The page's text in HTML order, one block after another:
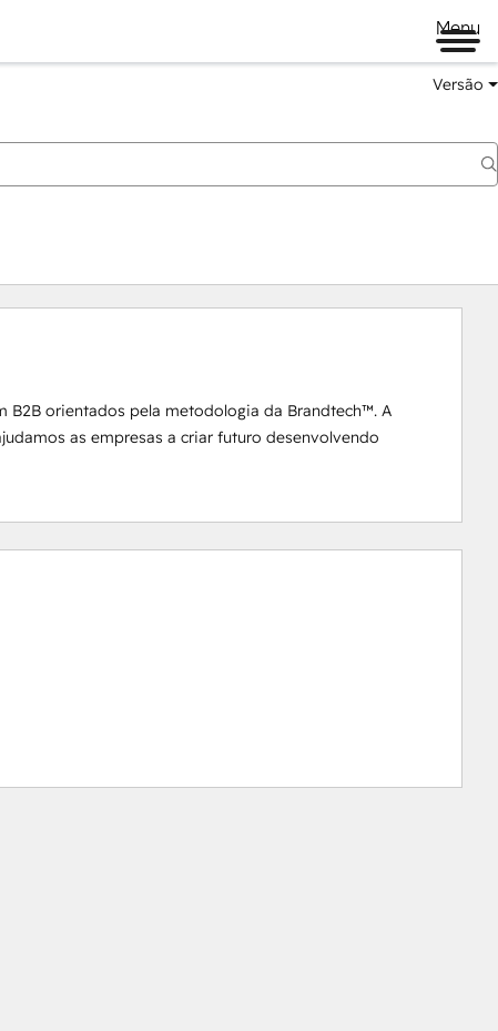
Menu
Versão
orientados pela metodologia da Brandtech™. A
as empresas a criar futuro desenvolvendo